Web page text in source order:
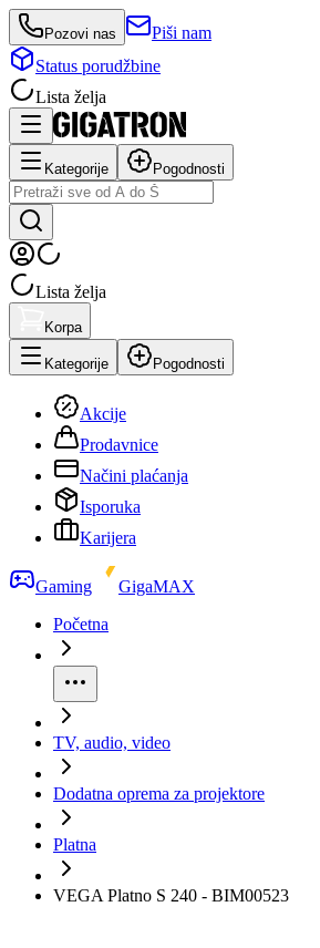
Pozovi nas
Piši nam
Status porudžbine
Lista želja
Kategorije Pogodnosti
Lista želja
Korpa
Kategorije Pogodnosti
Akcije
Prodavnice
Načini plaćanja
Isporuka
Karijera
Gaming
GigaMAX
Početna
TV, audio, video
Dodatna oprema za projektore
Platna
VEGA Platno S 240 - BIM00523